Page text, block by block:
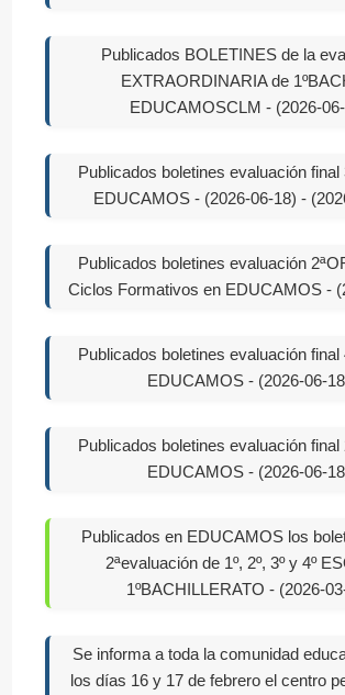
Publicados BOLETINES de la
EXTRAORDINARIA de
EDUCAMOSCLM - (2026-
Publicados boletines evaluación final
EDUCAMOS - (2026-06-18) -
Publicados boletines evaluación
Ciclos Formativos en EDUCAMOS -
Publicados boletines evaluación final
EDUCAMOS - (2026-06-
Publicados boletines evaluación final
EDUCAMOS - (2026-06-
Publicados en EDUCAMOS los
2ªevaluación de 1º, 2º, 3º y 4º
1ºBACHILLERATO - (2026-
Se informa a toda la comunidad
los días 16 y 17 de febrero el centro